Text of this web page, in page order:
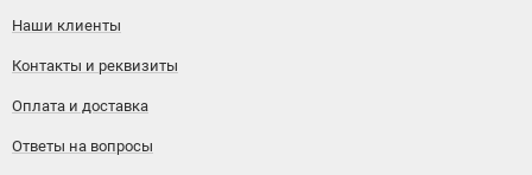
Наши клиенты
Контакты и реквизиты
Оплата и доставка
Ответы на вопросы